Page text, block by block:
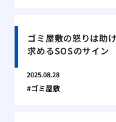
ゴミ屋敷の怒りは助
求めるSOSのサイン
2025.08.28
ゴミ屋敷